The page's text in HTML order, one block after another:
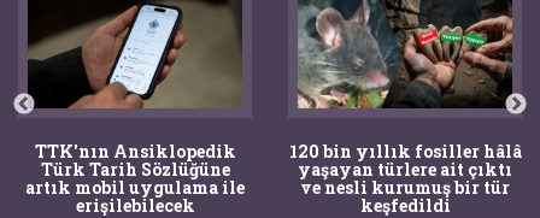
TTK'nın Ansiklopedik
Türk Tarih Sözlüğüne
artık mobil uygulama ile
erişilebilecek
120 bin yıllık fosiller hâlâ
yaşayan türlere ait çıktı
ve nesli kurumuş bir tür
keşfedildi